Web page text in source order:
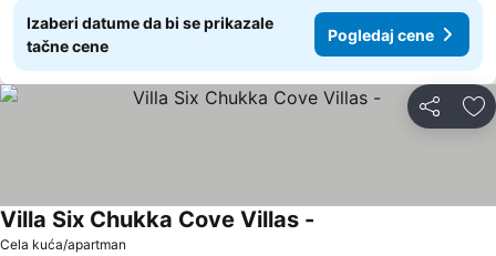
Izaberi datume da bi se prikazale
tačne cene
Pogledaj cene
Deli
Cela kuća/apartman
Villa Six Chukka Cove Villas -